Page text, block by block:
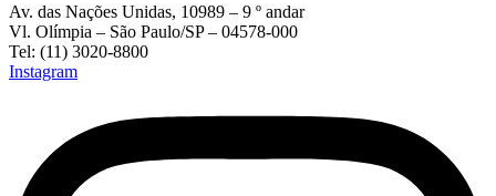
Av. das Nações Unidas, 10989 – 9 º andar
Vl. Olímpia – São Paulo/SP – 04578-000
Tel: (11) 3020-8800
Instagram